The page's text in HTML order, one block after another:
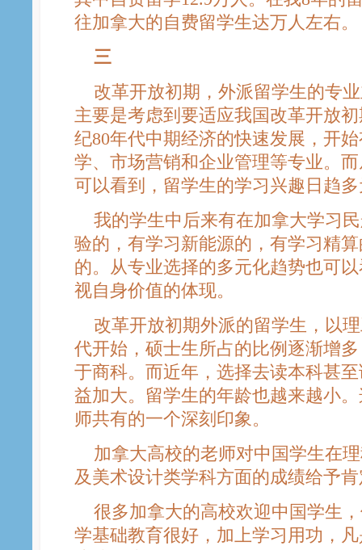
往加拿大的自费留学生达万人左右。
三
改革开放初期，外派留学生的专
主要是考虑到要适应我国改革开放
纪80年代中期经济的快速发展，开
学、市场营销和企业管理等专业。
可以看到，留学生的学习兴趣日趋
我的学生中后来有在加拿大学习
验的，有学习新能源的，有学习精
的。从专业选择的多元化趋势也可
视自身价值的体现。
改革开放初期外派的留学生，以
代开始，硕士生所占的比例逐渐增
于商科。而近年，选择去读本科甚
益加大。留学生的年龄也越来越小
师共有的一个深刻印象。
加拿大高校的老师对中国学生在
及美术设计类学科方面的成绩给予
很多加拿大的高校欢迎中国学生
学基础教育很好，加上学习用功，